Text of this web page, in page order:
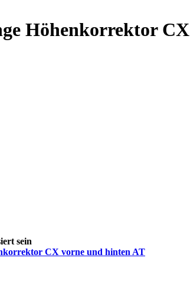
Höhenkorrektor CX
sein
CX vorne und hinten AT